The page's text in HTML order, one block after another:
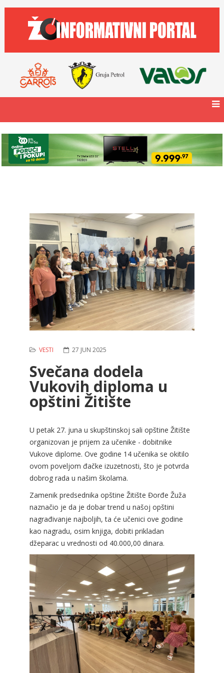
VESTI 27 JUN 2025
Svečana dodela
Vukovih diploma u
opštini Žitište
U petak 27. juna u skupštinskoj sali opštine Žitište
organizovan je prijem za učenike - dobitnike
Vukove diplome. Ove godine 14 učenika se okitilo
ovom poveljom đačke izuzetnosti, što je potvrda
dobrog rada u našim školama.
Zamenik predsednika opštine Žitište Đorđe Žuža
naznačio je da je dobar trend u našoj opštini
nagrađivanje najboljih, ta će učenici ove godine
kao nagradu, osim knjiga, dobiti prikladan
džeparac u vrednosti od 40.000,00 dinara.